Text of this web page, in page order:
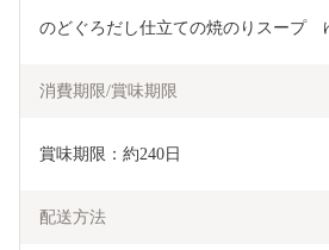
のどぐろだし仕立ての焼のりスープ　
消費期限/賞味期限
賞味期限：約240日
配送方法